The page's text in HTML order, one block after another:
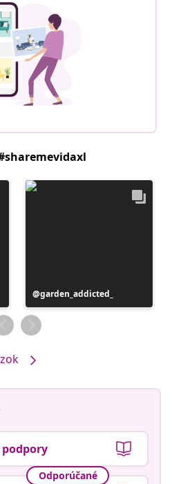
Príspevok
zverejnil
garden_addicted_
Odporúčané